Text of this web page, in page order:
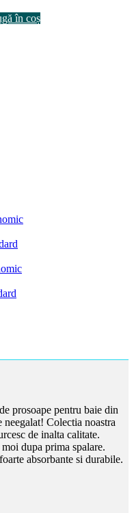
în coș
prosoape pentru baie din
Colectia noastra
de inalta calitate.
dupa prima spalare.
absorbante si durabile.